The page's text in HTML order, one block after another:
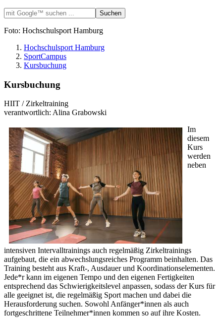
Foto: Hochschulsport Hamburg
Hochschulsport Hamburg
SportCampus
Kursbuchung
Kursbuchung
HIIT / Zirkeltraining
verantwortlich: Alina Grabowski
Im
diesem
Kurs
werden
neben
intensiven Intervalltrainings auch regelmäßig Zirkeltrainings
aufgebaut, die ein abwechslungsreiches Programm beinhalten. Das
Training besteht aus Kraft-, Ausdauer und Koordinationselementen.
Jede*r kann im eigenen Tempo und den eigenen Fertigkeiten
entsprechend das Schwierigkeitslevel anpassen, sodass der Kurs für
alle geeignet ist, die regelmäßig Sport machen und dabei die
Herausforderung suchen. Sowohl Anfänger*innen als auch
fortgeschrittene Teilnehmer*innen kommen so auf ihre Kosten.